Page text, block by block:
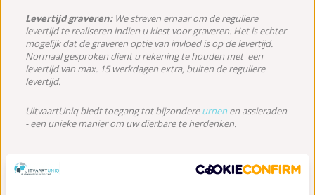
Levertijd graveren:We streven ernaar om de reguliere
levertijd te realiseren indien u kiest voor graveren. Het is echter
mogelijk dat de graveren optie van invloed is op de levertijd.
Normaal gesproken dient u rekening te houden met een
levertijd van max. 15 werkdagen extra, buiten de reguliere
levertijd.
UitvaartUniq biedt toegang tot bijzondereurnen en assieraden
- een unieke manier om uw dierbare te herdenken.